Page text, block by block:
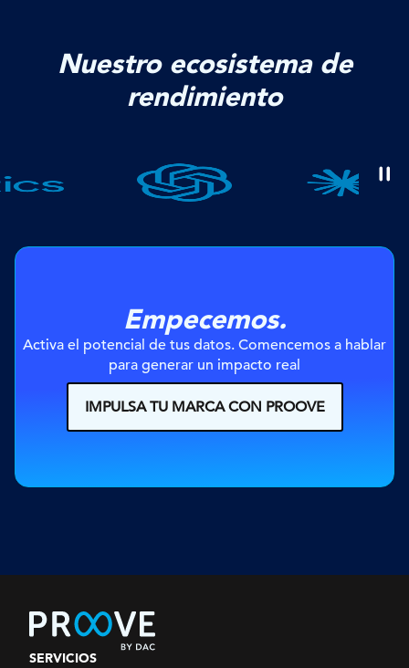
Nuestro ecosistema de
rendimiento
Empecemos.
Activa el potencial de tus datos. Comencemos a hablar
para generar un impacto real
IMPULSA TU MARCA CON PROOVE
SERVICIOS